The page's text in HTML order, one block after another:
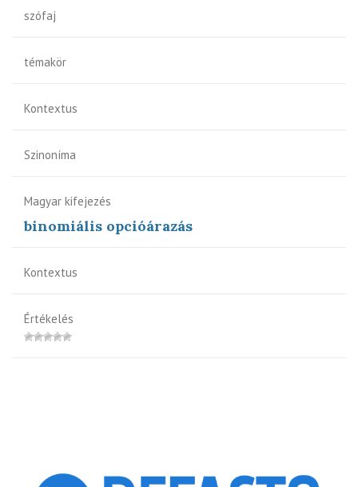
szófaj
témakör
Kontextus
Szinoníma
Magyar kifejezés
binomiális opcióárazás
Kontextus
Értékelés